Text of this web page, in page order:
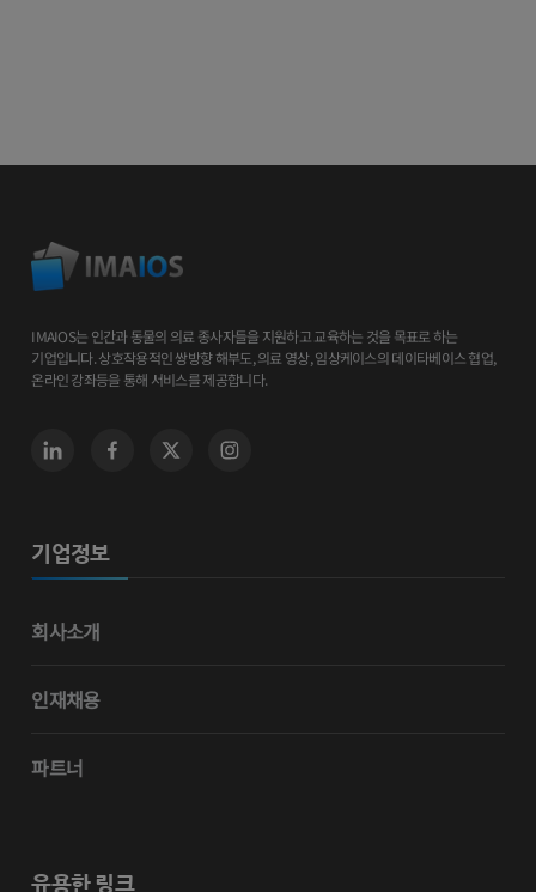
IMAIOS는 인간과 동물의 의료 종사자들을 지원하고 교육하는 것을 목표로 하는
기업입니다. 상호작용적인 쌍방향 해부도, 의료 영상, 임상케이스의 데이타베이스 협업,
온라인 강좌등을 통해 서비스를 제공합니다.
기업정보
회사소개
인재채용
파트너
유용한 링크